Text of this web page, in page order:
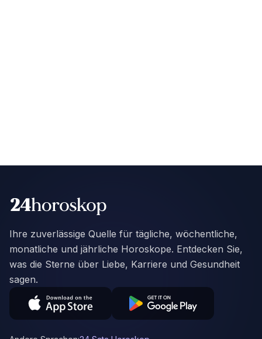
Ihre zuverlässige Quelle für tägliche, wöchentliche,
monatliche und jährliche Horoskope. Entdecken Sie,
was die Sterne über Liebe, Karriere und Gesundheit
sagen.